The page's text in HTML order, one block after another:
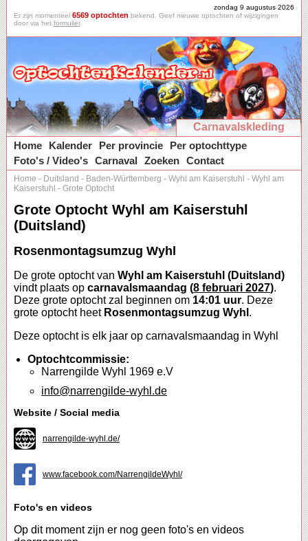
zondag 9 augustus 2026
Er zijn momenteel 6569 optochten bekend. Geef nieuwe optochten of wijzigingen
door via het formulier.
Carnavalskleding
Home
Kalender Per provincie
Per optochttype
Foto's / Video's Carnaval Zoeken Contact
Home - Duitsland - Baden-Württemberg - Wyhl am Kaiserstuhl - Wyhl am
Kaiserstuhl - Grote Optocht
Grote Optocht Wyhl am Kaiserstuhl
(Duitsland)
Rosenmontagsumzug Wyhl
De grote optocht van Wyhl am Kaiserstuhl (Duitsland)
vindt plaats op carnavalsmaandag (8 februari 2027).
Deze grote optocht zal beginnen om 14:01 uur. Deze
grote optocht heet Rosenmontagsumzug Wyhl .
Deze optocht is elk jaar op carnavalsmaandag in Wyhl
Optochtcommissie:
Narrengilde Wyhl 1969 e.V
info@narrengilde-wyhl.de
Website / Social media
narrengilde-wyhl.de/
www.facebook.com/NarrengildeWyhl/
Foto's en videos
Op dit moment zijn er nog geen foto's en videos